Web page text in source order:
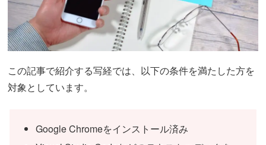
この記事で紹介する写経では、以下の条件を満たした方を
対象としています。
Google Chromeをインストール済み